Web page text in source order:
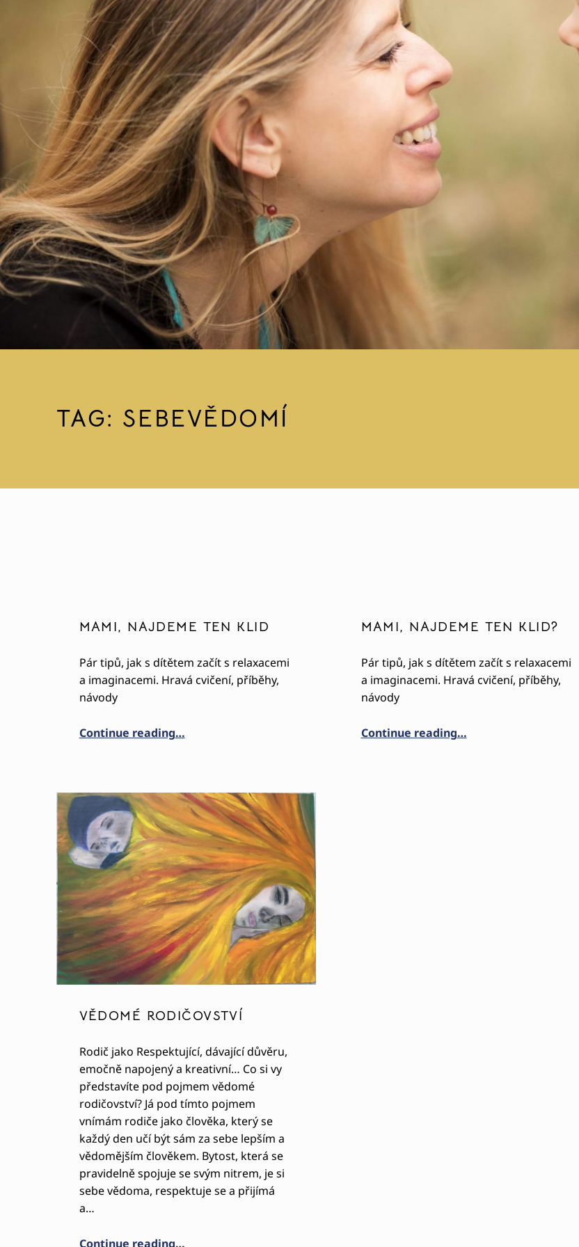
TAG: SEBEVĚDOMÍ
MAMI, NAJDEME TEN KLID
Pár tipů, jak s dítětem začít s relaxacemi
a imaginacemi. Hravá cvičení, příběhy,
návody
Continue reading…
MAMI, NAJDEME TEN KLID?
Pár tipů, jak s dítětem začít s relaxacemi
a imaginacemi. Hravá cvičení, příběhy,
návody
Continue reading…
VĚDOMÉ RODIČOVSTVÍ
Rodič jako Respektující, dávající důvěru,
emočně napojený a kreativní… Co si vy
představíte pod pojmem vědomé
rodičovství? Já pod tímto pojmem
vnímám rodiče jako člověka, který se
každý den učí být sám za sebe lepším a
vědomějším člověkem. Bytost, která se
pravidelně spojuje se svým nitrem, je si
sebe vědoma, respektuje se a přijímá
a…
Continue reading…